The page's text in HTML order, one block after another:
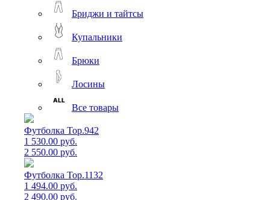
Бриджи и тайтсы
Купальники
Брюки
Лосины
Все товары
Футболка Top.942
1 530.00 руб.
2 550.00 руб.
Футболка Top.1132
1 494.00 руб.
2 490.00 руб.